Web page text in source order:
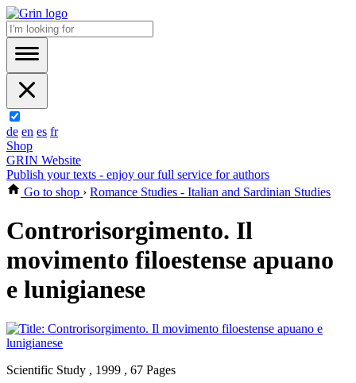
de en es fr
Shop
GRIN Website
Publish your texts - enjoy our full service for authors
Go to shop › Romance Studies - Italian and Sardinian Studies
Controrisorgimento. Il
movimento filoestense apuano
e lunigianese
Scientific Study , 1999 , 67 Pages